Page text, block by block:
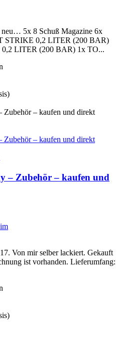
5x 8 Schuß Magazine 6x
STRIKE 0,2 LITER (200 BAR)
LITER (200 BAR) 1x TO...
– Zubehör – kaufen und
Von mir selber lackiert. Gekauft
ist vorhanden. Lieferumfang: